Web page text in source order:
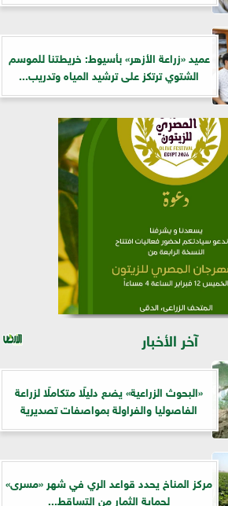
عميد «زراعة الأزهر» بأسيوط: خريطتنا للموسم
الشتوي ترتكز على ترشيد المياه وتدريب...
آخر الأخبار
​«البحوث الزراعية» يضع دليلًا متكاملًا لزراعة
الفاصوليا والفراولة بمواصفات تصديرية
مركز المناخ يحدد قواعد الري في شهر «مسرى»
لحماية الثمار من التساقط...